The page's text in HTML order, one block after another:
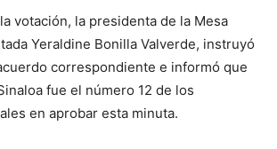
votación, la presidenta de la Mesa
Yeraldine Bonilla Valverde, instruyó
correspondiente e informó que
fue el número 12 de los
en aprobar esta minuta.